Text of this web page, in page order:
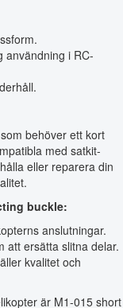
användning i RC-
behöver ett kort
med satkit-
eller reparera din
buckle:
anslutningar.
att ersätta slitna delar.
kvalitet och
är M1-015 short